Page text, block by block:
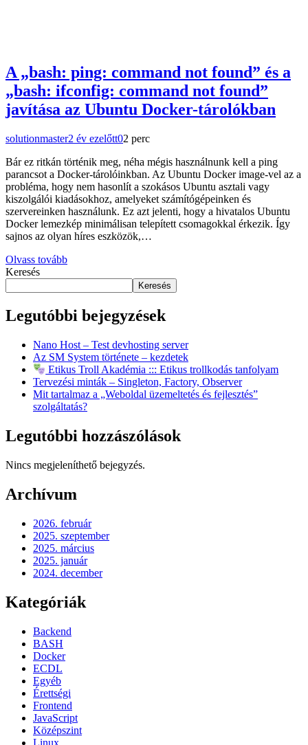
A „bash: ping: command not found” és a
„bash: ifconfig: command not found”
javítása az Ubuntu Docker-tárolókban
solutionmaster2 év ezelőtt02 perc
Bár ez ritkán történik meg, néha mégis használnunk kell a ping
parancsot a Docker-tárolóinkban. Az Ubuntu Docker image-vel az a
probléma, hogy nem hasonlít a szokásos Ubuntu asztali vagy
kiszolgálói kiadásokhoz, amelyeket számítógépeinken és
szervereinken használunk. Ez azt jelenti, hogy a hivatalos Ubuntu
Docker lemezkép minimálisan telepített csomagokkal érkezik. Így
sajnos az olyan híres eszközök,…
Olvass tovább
Keresés
Keresés
Legutóbbi bejegyzések
Nano Host – Test devhosting server
Az SM System története – kezdetek
Etikus Troll Akadémia ::: Etikus trollkodás tanfolyam
Tervezési minták – Singleton, Factory, Observer
Mit tartalmaz a „Weboldal üzemeltetés és fejlesztés”
szolgáltatás?
Legutóbbi hozzászólások
Nincs megjeleníthető bejegyzés.
Archívum
2026. február
2025. szeptember
2025. március
2025. január
2024. december
Kategóriák
Backend
BASH
Docker
ECDL
Egyéb
Érettségi
Frontend
JavaScript
Középszint
Linux